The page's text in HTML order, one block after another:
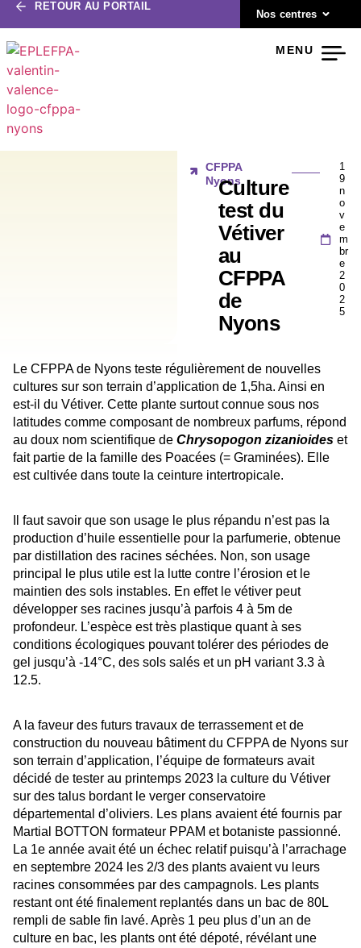
RETOUR AU PORTAIL
Nos centres
MENU
CFPPA
Nyons
Culture
test du
Vétiver
au
CFPPA
de
Nyons
1
9
n
o
v
e
m
br
e
2
0
2
5
Le CFPPA de Nyons teste régulièrement de nouvelles
cultures sur son terrain d’application de 1,5ha. Ainsi en
est-il du Vétiver. Cette plante surtout connue sous nos
latitudes comme composant de nombreux parfums, répond
au doux nom scientifique de Chrysopogon zizanioides et
fait partie de la famille des Poacées (= Graminées). Elle
est cultivée dans toute la ceinture intertropicale.
Il faut savoir que son usage le plus répandu n’est pas la
production d’huile essentielle pour la parfumerie, obtenue
par distillation des racines séchées. Non, son usage
principal le plus utile est la lutte contre l’érosion et le
maintien des sols instables. En effet le vétiver peut
développer ses racines jusqu’à parfois 4 à 5m de
profondeur. L’espèce est très plastique quant à ses
conditions écologiques pouvant tolérer des périodes de
gel jusqu’à -14°C, des sols salés et un pH variant 3.3 à
12.5.
A la faveur des futurs travaux de terrassement et de
construction du nouveau bâtiment du CFPPA de Nyons sur
son terrain d’application, l’équipe de formateurs avait
décidé de tester au printemps 2023 la culture du Vétiver
sur des talus bordant le verger conservatoire
départemental d’oliviers. Les plans avaient été fournis par
Martial BOTTON formateur PPAM et botaniste passionné.
La 1e année avait été un échec relatif puisqu’à l’arrachage
en septembre 2024 les 2/3 des plants avaient vu leurs
racines consommées par des campagnols. Les plants
restant ont été finalement replantés dans un bac de 80L
rempli de sable fin lavé. Après 1 peu plus d’un an de
culture en bac, les plants ont été dépoté, révélant une